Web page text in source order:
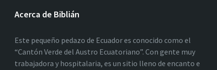
Acerca de Biblián
Este pequeño pedazo de Ecuador es conocido como el
“Cantón Verde del Austro Ecuatoriano”. Con gente muy
trabajadora y hospitalaria, es un sitio lleno de encanto e